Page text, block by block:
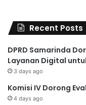
Recent Posts
DPRD Samarinda
Layanan Digital
3 days ago
Komisi IV Dorong
4 days ago